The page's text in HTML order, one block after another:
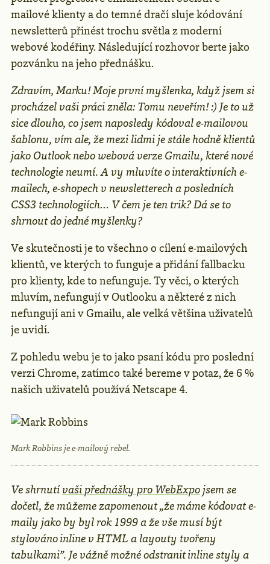
mailové klienty a do temné dračí sluje kódování
newsletterů přinést trochu světla z moderní
webové kodéřiny. Následující rozhovor berte jako
pozvánku na jeho přednášku.
Zdravím, Marku! Moje první myšlenka, když jsem si
procházel vaši práci zněla: Tomu neveřím! :) Je to už
sice dlouho, co jsem naposledy kódoval e-mailovou
šablonu, vím ale, že mezi lidmi je stále hodně klientů
jako Outlook nebo webová verze Gmailu, které nové
technologie neumí. A vy mluvíte o interaktivních e-
mailech, e-shopech v newsletterech a posledních
CSS3 technologiích… V čem je ten trik? Dá se to
shrnout do jedné myšlenky?
Ve skutečnosti je to všechno o cílení e-mailových
klientů, ve kterých to funguje a přidání fallbacku
pro klienty, kde to nefunguje. Ty věci, o kterých
mluvím, nefungují v Outlooku a některé z nich
nefungují ani v Gmailu, ale velká většina uživatelů
je uvidí.
Z pohledu webu je to jako psaní kódu pro poslední
verzi Chrome, zatímco také bereme v potaz, že 6 %
našich uživatelů používá Netscape 4.
Mark Robbins je e-mailový rebel.
Ve shrnutívaši přednášky pro WebExpo jsem se
dočetl, že můžeme zapomenout „že máme kódovat e-
maily jako by byl rok 1999 a že vše musí být
stylováno inline v HTML a layouty tvořeny
tabulkami”. Je vážně možné odstranit inline styly a